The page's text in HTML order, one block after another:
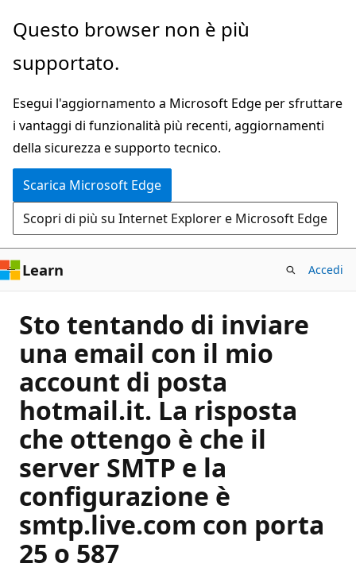
Ignora
passa
contenuto
principale
Questo browser non è più
supportato.
Esegui l'aggiornamento a Microsoft Edge per sfruttare
i vantaggi di funzionalità più recenti, aggiornamenti
della sicurezza e supporto tecnico.
Scarica Microsoft Edge
Scopri di più su Internet Explorer e Microsoft Edge
Learn Accedi
Sto tentando di inviare
una email con il mio
account di posta
hotmail.it. La risposta
che ottengo è che il
server SMTP e la
configurazione è
smtp.live.com con porta
25 o 587